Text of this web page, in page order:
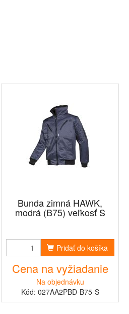
Bunda zimná HAWK,
modrá (B75) veľkosť S
Pridať do košíka
Cena na vyžiadanie
Na objednávku
Kód: 027AA2PBD-B75-S